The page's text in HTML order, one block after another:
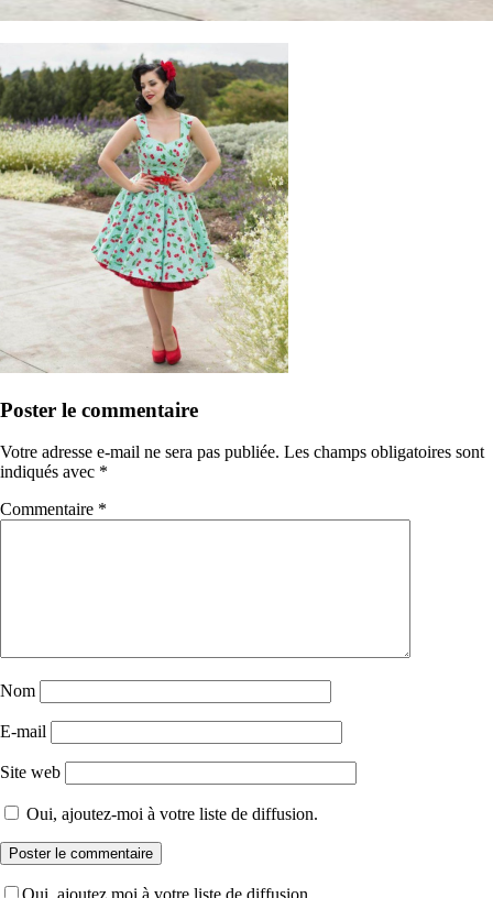
Poster le commentaire
Votre adresse e-mail ne sera pas publiée. Les champs obligatoires sont
indiqués avec *
Commentaire *
Nom
E-mail
Site web
Oui, ajoutez-moi à votre liste de diffusion.